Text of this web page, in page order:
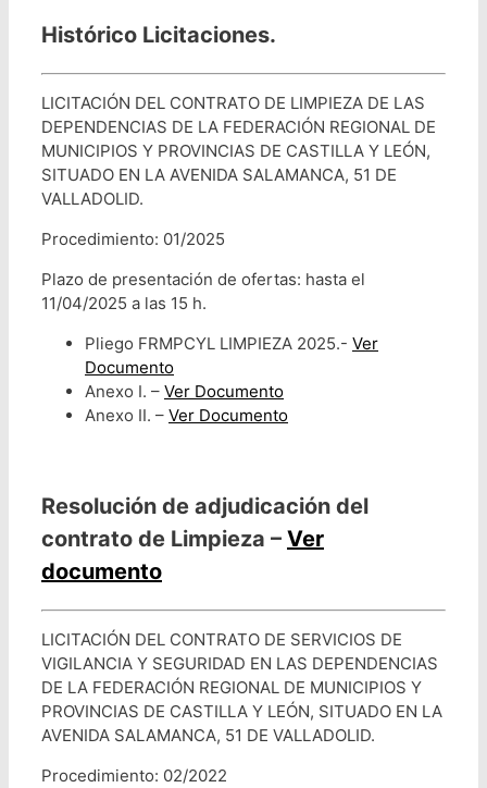
Histórico Licitaciones.
LICITACIÓN DEL CONTRATO DE LIMPIEZA DE LAS
DEPENDENCIAS DE LA FEDERACIÓN REGIONAL DE
MUNICIPIOS Y PROVINCIAS DE CASTILLA Y LEÓN,
SITUADO EN LA AVENIDA SALAMANCA, 51 DE
VALLADOLID.
Procedimiento: 01/2025
Plazo de presentación de ofertas: hasta el
11/04/2025 a las 15 h.
Pliego FRMPCYL LIMPIEZA 2025.- Ver
Documento
Anexo I. – Ver Documento
Anexo II. – Ver Documento
Resolución de adjudicación del
contrato de Limpieza – Ver
documento
LICITACIÓN DEL CONTRATO DE SERVICIOS DE
VIGILANCIA Y SEGURIDAD EN LAS DEPENDENCIAS
DE LA FEDERACIÓN REGIONAL DE MUNICIPIOS Y
PROVINCIAS DE CASTILLA Y LEÓN, SITUADO EN LA
AVENIDA SALAMANCA, 51 DE VALLADOLID.
Procedimiento: 02/2022